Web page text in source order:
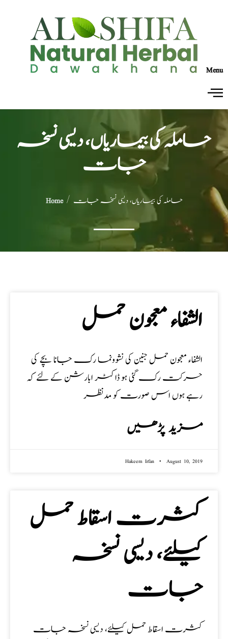
Menu
حاملہ کی بیماریاں، دیسی نسخہ
جات
Home / حاملہ کی بیماریاں، دیسی نسخہ جات
الشفاء معجون حمل
الشفاء معجون حمل جنین کی نشوونما رک جانا بچے کی
حرکت رک گئی ہو ڈاکٹر ابارشن کے لئے کہ
رہے ہوں اس صورت کو مدنظر
مزید پڑھیں
Hakeem Irfan August 10, 2019
کثرت اسقاط حمل
کیلئے، دیسی نسخہ
جات
کثرت اسقاط حمل کیلئے، دیسی نسخہ جات